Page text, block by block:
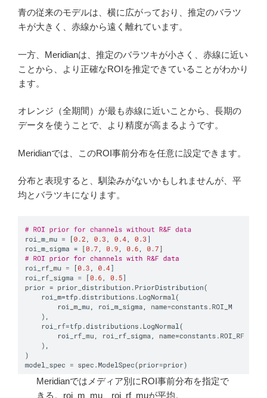
青の従来のモデルは、横に広がっており、推定のバラツ
キが大きく、赤線から遠く離れています。
一方、Meridianは、推定のバラツキが小さく、赤線に近い
ことから、より正確なROIを推定できていることがわかり
ます。
オレンジ（全期間）が最も赤線に近いことから、長期の
データを使うことで、より精度が高まるようです。
Meridianでは、このROI事前分布を任意に設定できます。
分布と表現すると、馴染みがないかもしれませんが、平
均とバラツキになります。
Meridianではメディア別にROI事前分布を指定で
きる。roi_m_mu、roi_rf_muが平均。